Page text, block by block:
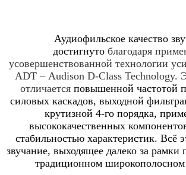
Аудиофильское качество
достигнуто благодаря
усовершенствованной технологии
ADT – Audison D-Class Technology.
отличается повышенной частотой
силовых каскадов, выходной
крутизной 4-го порядка,
высококачественных
стабильностью характеристик. Всё
звучание, выходящее далеко за рамки
традиционном широкополосном